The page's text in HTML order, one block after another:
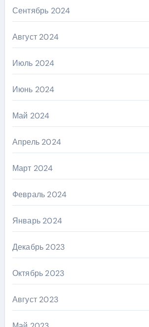
Сентябрь 2024
Август 2024
Июль 2024
Июнь 2024
Май 2024
Апрель 2024
Март 2024
Февраль 2024
Январь 2024
Декабрь 2023
Октябрь 2023
Август 2023